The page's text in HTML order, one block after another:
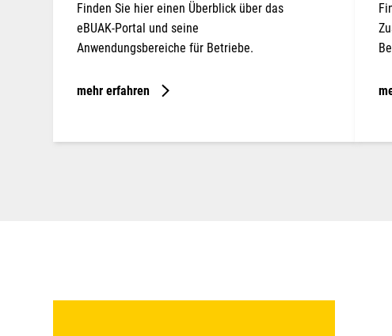
Finden Sie hier einen Überblick über das
eBUAK-Portal und seine
Anwendungsbereiche für Betriebe.
mehr erfahren